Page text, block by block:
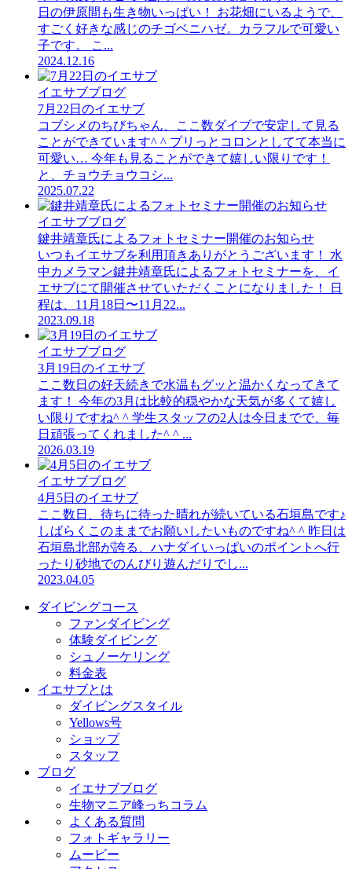
日の伊原間も生き物いっぱい！ お花畑にいるようで、
すごく好きな感じのチゴベニハゼ。カラフルで可愛い
子です。 こ...
2024.12.16
イエサブブログ
7月22日のイエサブ
コブシメのちびちゃん、ここ数ダイブで安定して見る
ことができています^ ^ プリっとコロンとしてて本当に
可愛い… 今年も見ることができて嬉しい限りです！
と、チョウチョウコシ...
2025.07.22
イエサブブログ
鍵井靖章氏によるフォトセミナー開催のお知らせ
いつもイエサブを利用頂きありがとうございます！ 水
中カメラマン鍵井靖章氏によるフォトセミナーを、イ
エサブにて開催させていただくことになりました！ 日
程は、11月18日〜11月22...
2023.09.18
イエサブブログ
3月19日のイエサブ
ここ数日の好天続きで水温もグッと温かくなってきて
ます！ 今年の3月は比較的穏やかな天気が多くて嬉し
い限りですね^ ^ 学生スタッフの2人は今日までで、毎
日頑張ってくれました^ ^ ...
2026.03.19
イエサブブログ
4月5日のイエサブ
ここ数日、待ちに待った晴れが続いている石垣島です♪
しばらくこのままでお願いしたいものですね^ ^ 昨日は
石垣島北部が誇る、ハナダイいっぱいのポイントへ行
ったり砂地でのんびり遊んだりでし...
2023.04.05
ダイビングコース
ファンダイビング
体験ダイビング
シュノーケリング
料金表
イエサブとは
ダイビングスタイル
Yellows号
ショップ
スタッフ
ブログ
イエサブブログ
生物マニア峰っちコラム
よくある質問
フォトギャラリー
ムービー